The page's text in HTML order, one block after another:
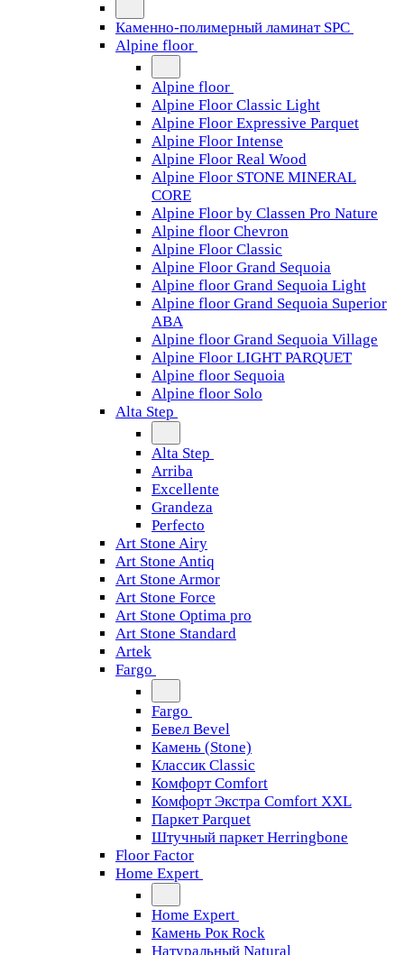
Каменно-полимерный ламинат SPC
Alpine floor
Alpine floor
Alpine Floor Classic Light
Alpine Floor Expressive Parquet
Alpine Floor Intense
Alpine Floor Real Wood
Alpine Floor STONE MINERAL
CORE
Alpine Floor by Classen Pro Nature
Alpine floor Chevron
Alpine Floor Classic
Alpine Floor Grand Sequoia
Alpine floor Grand Sequoia Light
Alpine floor Grand Sequoia Superior
ABA
Alpine floor Grand Sequoia Village
Alpine Floor LIGHT PARQUET
Alpine floor Sequoia
Alpine floor Solo
Alta Step
Alta Step
Arriba
Excellente
Grandeza
Perfecto
Art Stone Airy
Art Stone Antiq
Art Stone Armor
Art Stone Force
Art Stone Optima pro
Art Stone Standard
Artek
Fargo
Fargo
Бевел Bevel
Камень (Stone)
Классик Classic
Комфорт Comfort
Комфорт Экстра Comfort XXL
Паркет Parquet
Штучный паркет Herringbone
Floor Factor
Home Expert
Home Expert
Камень Рок Rock
Натуральный Natural